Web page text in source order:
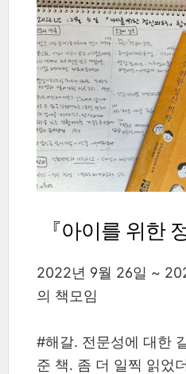
『아이를 위한
2022년 9월 26일 ~
의 책모임
#해갈. 전문성에 대한
준 책. 좀 더 일찍 읽었